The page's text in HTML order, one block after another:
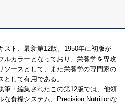
スト、最新第12版。1950年に初版が
ルカラーとなっており、栄養学を専攻
ソースとして、また栄養学の専門家の
して有用である。
筆・編集されたこの第12版では、他領
な食糧システム、Precision Nutritionな